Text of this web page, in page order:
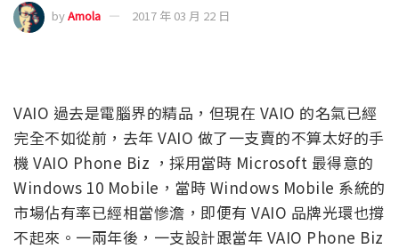
byAmola 2017 年 03 月 22 日
VAIO 過去是電腦界的精品，但現在 VAIO 的名氣已經
完全不如從前，去年 VAIO 做了一支賣的不算太好的手
機 VAIO Phone Biz ，採用當時 Microsoft 最得意的
Windows 10 Mobile，當時 Windows Mobile 系統的
市場佔有率已經相當慘澹，即便有 VAIO 品牌光環也撐
不起來。一兩年後，一支設計跟當年 VAIO Phone Biz